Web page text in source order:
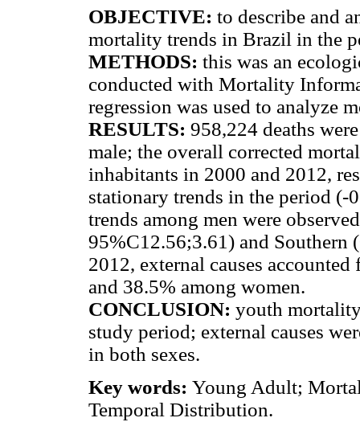
OBJECTIVE: to describe and
mortality trends in Brazil in the
METHODS: this was an
conducted with Mortality
regression was used to analyze
RESULTS: 958,224 deaths
male; the overall corrected
inhabitants in 2000 and 2012,
stationary trends in the period
trends among men were
95%C12.56;3.61) and
2012, external causes
and 38.5% among women.
CONCLUSION: youth
study period; external causes
in both sexes.
Key words: Young Adult;
Temporal Distribution.